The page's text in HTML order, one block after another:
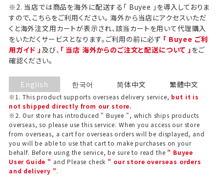
※2. 当店では商品を海外に配送する「 Buyee 」を導入しておりま
すので、こちらをご利用ください。 海外から当店にアクセスいただ
くと海外注文用カートが表示され、該当カートを用いて代理購入
をいただくサービスとなります。ご利用の前に必ず 「 Buyee ご利
用ガイド 」 及び、 「 当店 海外からのご注文と配送について 」 をご
確認ください。
English
※1. This product supports overseas delivery service, but it is
not shipped directly from our store.
※2. Our store has introduced " Buyee ", which ships products
overseas, so please use this service. When you access our store
from overseas, a cart for overseas orders will be displayed, and
you will be able to use that cart to make purchases on your
behalf. Before using the service, be sure to read the " Buyee
User Guide " and Please check " our store overseas orders
and delivery ".
한국어 简体中文 繁體中文